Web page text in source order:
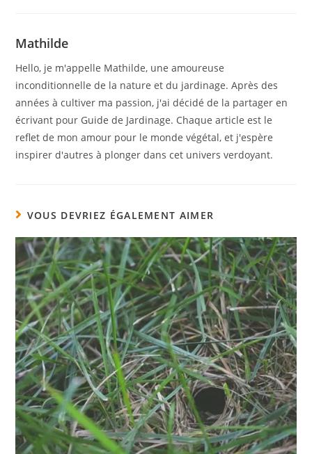
Mathilde
Hello, je m'appelle Mathilde, une amoureuse
inconditionnelle de la nature et du jardinage. Après des
années à cultiver ma passion, j'ai décidé de la partager en
écrivant pour Guide de Jardinage. Chaque article est le
reflet de mon amour pour le monde végétal, et j'espère
inspirer d'autres à plonger dans cet univers verdoyant.
VOUS DEVRIEZ ÉGALEMENT AIMER